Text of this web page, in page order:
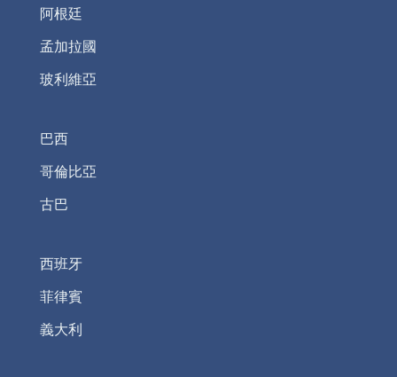
阿根廷
孟加拉國
玻利維亞
巴西
哥倫比亞
古巴
西班牙
菲律賓
義大利